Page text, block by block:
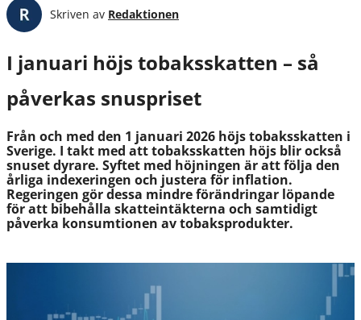
Skriven av Redaktionen
I januari höjs tobaksskatten – så
påverkas snuspriset
Från och med den 1 januari 2026 höjs tobaksskatten i
Sverige. I takt med att tobaksskatten höjs blir också
snuset dyrare. Syftet med höjningen är att följa den
årliga indexeringen och justera för inflation.
Regeringen gör dessa mindre förändringar löpande
för att bibehålla skatteintäkterna och samtidigt
påverka konsumtionen av tobaksprodukter.